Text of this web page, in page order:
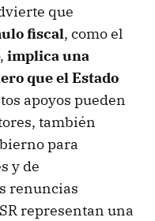
que
fiscal, como el
implica una
que el Estado
apoyos pueden
también
para
y de
renuncias
representan una